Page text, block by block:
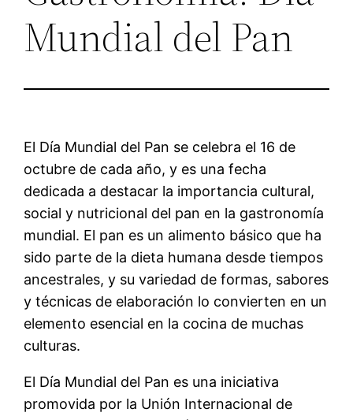
Mundial del Pan
El Día Mundial del Pan se celebra el 16 de
octubre de cada año, y es una fecha
dedicada a destacar la importancia cultural,
social y nutricional del pan en la gastronomía
mundial. El pan es un alimento básico que ha
sido parte de la dieta humana desde tiempos
ancestrales, y su variedad de formas, sabores
y técnicas de elaboración lo convierten en un
elemento esencial en la cocina de muchas
culturas.
El Día Mundial del Pan es una iniciativa
promovida por la Unión Internacional de